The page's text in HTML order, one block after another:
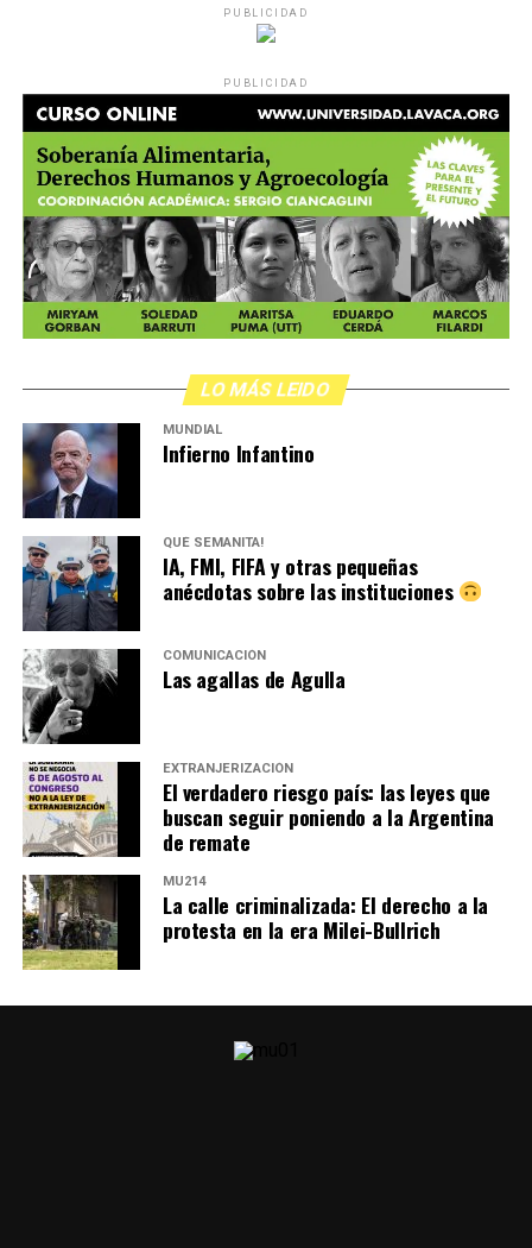
PUBLICIDAD
PUBLICIDAD
LO MÁS LEIDO
MUNDIAL
Infierno Infantino
QUÉ SEMANITA!
IA, FMI, FIFA y otras pequeñas
anécdotas sobre las instituciones
COMUNICACIÓN
Las agallas de Agulla
EXTRANJERIZACIÓN
El verdadero riesgo país: las leyes que
buscan seguir poniendo a la Argentina
de remate
MU214
La calle criminalizada: El derecho a la
protesta en la era Milei-Bullrich